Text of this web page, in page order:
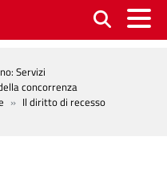
Servizi
concorrenza
Il diritto di recesso